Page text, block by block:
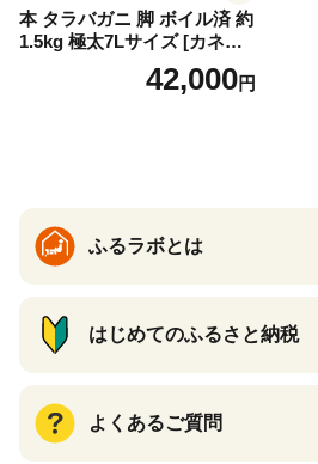
本 タラバガニ 脚 ボイル済 約
1.5kg 極太7Lサイズ [カネダ
イ 宮城県 気仙沼市 2056432
6] カニ かに 蟹 たらばがに た
42,000円
ふるラボとは
はじめてのふるさと納税
よくあるご質問